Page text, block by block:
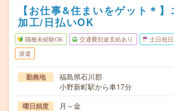
【お仕事&住まいをゲット＊
加工/日払いOK
職種未経験OK 交通費別途支給あり 土日祝
派遣
勤務地
福島県石川郡
小野新町駅から車17分
曜日頻度 月～金